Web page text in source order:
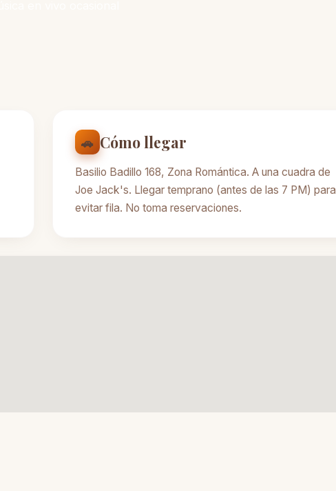
🚗 Cómo llegar
Basilio Badillo 168, Zona Romántica. A una cuadra de
Joe Jack's. Llegar temprano (antes de las 7 PM) para
evitar fila. No toma reservaciones.